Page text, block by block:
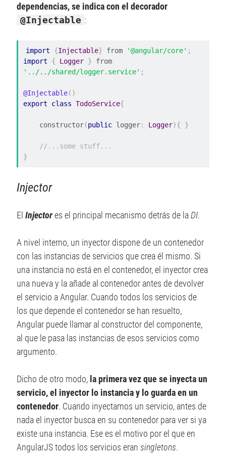
n
d
dependencias, se indica con el decorador
@Injectable :
import {Injectable} from '@angular/core' ;
import
{ Logger }
'../../shared/logger.service' ;
@Injectable()
export
class TodoService{
    constructor
(public logger: Logger){ }
//...some stuff...
}
Injector
ElInjectores el principal mecanismo detrás de laDI.
A nivel interno, un inyector dispone de un contenedor
con las instancias de servicios que crea él mismo. Si
una instancia no está en el contenedor, el inyector crea
una nueva y la añade al contenedor antes de devolver
el servicio a Angular. Cuando todos los servicios de
los que depende el contenedor se han resuelto,
Angular puede llamar al constructor del componente,
al que le pasa las instancias de esos servicios como
argumento.
Dicho de otro modo, la primera vez que se inyecta un
servicio, el inyector lo instancia y lo guarda en un
contenedor. Cuando inyectamos un servicio, antes de
nada el inyector busca en su contenedor para ver si ya
existe una instancia. Ese es el motivo por el que en
AngularJS todos los servicios eransingletons.